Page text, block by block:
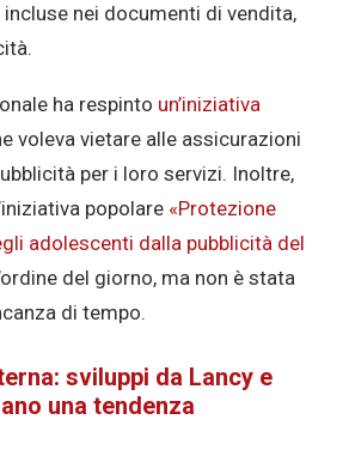
nei documenti di vendita,
ha respinto un’iniziativa
voleva vietare alle assicurazioni
per i loro servizi. Inoltre,
popolare «Protezione
adolescenti dalla pubblicità del
del giorno, ma non è stata
di tempo.
sviluppi da Lancy e
una tendenza